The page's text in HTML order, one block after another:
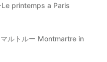
Le printemps a Paris
ルトルー Montmartre in